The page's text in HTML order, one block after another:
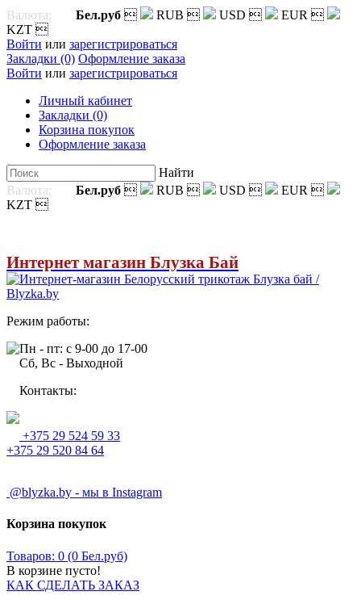
Валюта: Бел.руб  RUB  USD  EUR 
KZT 
Войти или зарегистрироваться
Закладки (0) Оформление заказа
Войти или зарегистрироваться
Личный кабинет
Закладки (0)
Корзина покупок
Оформление заказа
Найти
Валюта:
Бел.руб  RUB  USD  EUR 
KZT 
Интернет магазин Блузка Бай
Режим работы:
Пн - пт: с 9-00 до 17-00
Сб, Вс - Выходной
Контакты:
+375 29 524 59 33
+375 29 520 84 64
@blyzka.by - мы в Instagram
Корзина покупок
Товаров: 0 (0 Бел.руб)
В корзине пусто!
КАК СДЕЛАТЬ ЗАКАЗ